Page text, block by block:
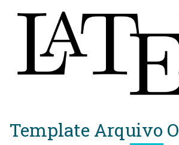
Template Arquivo